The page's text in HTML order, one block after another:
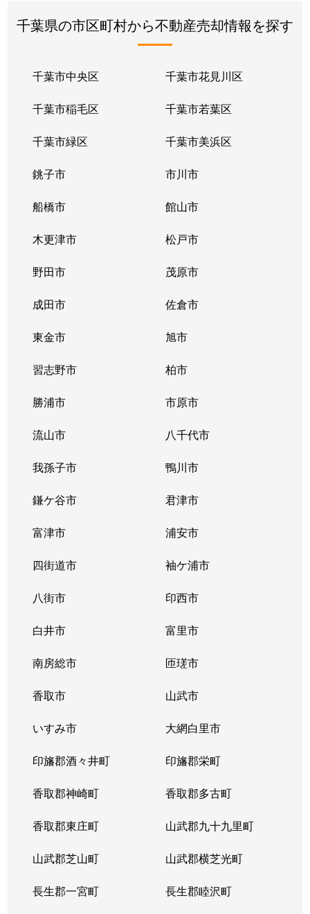
千葉県の市区町村から不動産売却情報を探す
千葉市中央区 千葉市花見川区
千葉市稲毛区 千葉市若葉区
千葉市緑区 千葉市美浜区
銚子市 市川市
船橋市 館山市
木更津市 松戸市
野田市 茂原市
成田市 佐倉市
東金市 旭市
習志野市 柏市
勝浦市 市原市
流山市 八千代市
我孫子市 鴨川市
鎌ケ谷市 君津市
富津市 浦安市
四街道市 袖ケ浦市
八街市 印西市
白井市 富里市
南房総市 匝瑳市
香取市 山武市
いすみ市 大網白里市
印旛郡酒々井町 印旛郡栄町
香取郡神崎町 香取郡多古町
香取郡東庄町 山武郡九十九里町
山武郡芝山町 山武郡横芝光町
長生郡一宮町 長生郡睦沢町